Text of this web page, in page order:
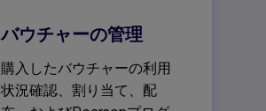
バウチャーの管理
購入したバウチャーの利用
状況確認、割り当て、配